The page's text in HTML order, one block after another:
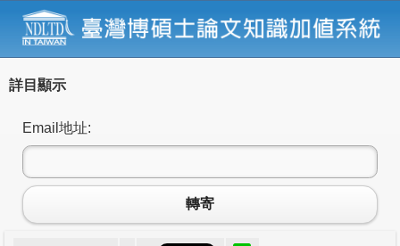
詳目顯示
Email地址:
轉寄